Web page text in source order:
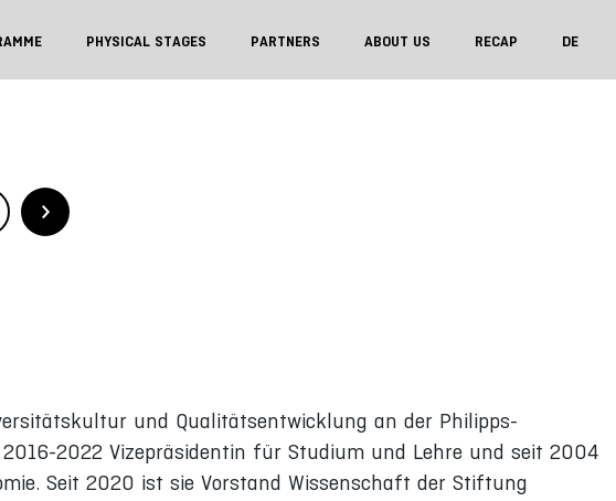
PHYSICAL STAGES PARTNERS ABOUT US RECAP DE
und Qualitätsentwicklung an der Philipps-
2022 Vizepräsidentin für Studium und Lehre und seit 2004
Seit 2020 ist sie Vorstand Wissenschaft der Stiftung